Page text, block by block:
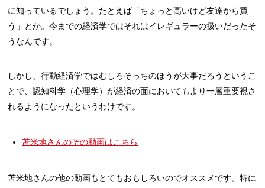
に知っているでしょう。たとえば「ちょっと高いけど友達から買
う」とか。今までの経済学ではそれはイレギュラーの扱いだったそ
うなんです。
しかし、行動経済学ではむしろそっちのほうが大事だろうというこ
とで、認知科学（心理学）が経済の面においてもより一層重要視さ
れるようになったというわけです。
苫米地さんのその動画はこちら
苫米地さんの他の動画もとてもおもしろいのでオススメです。特に